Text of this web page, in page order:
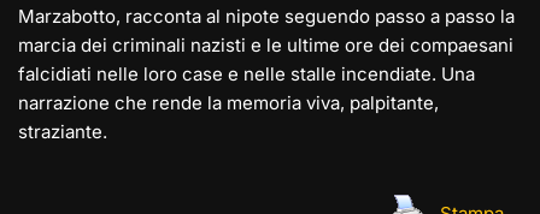
Marzabotto, racconta al nipote seguendo passo a passo la
marcia dei criminali nazisti e le ultime ore dei compaesani
falcidiati nelle loro case e nelle stalle incendiate. Una
narrazione che rende la memoria viva, palpitante,
straziante.